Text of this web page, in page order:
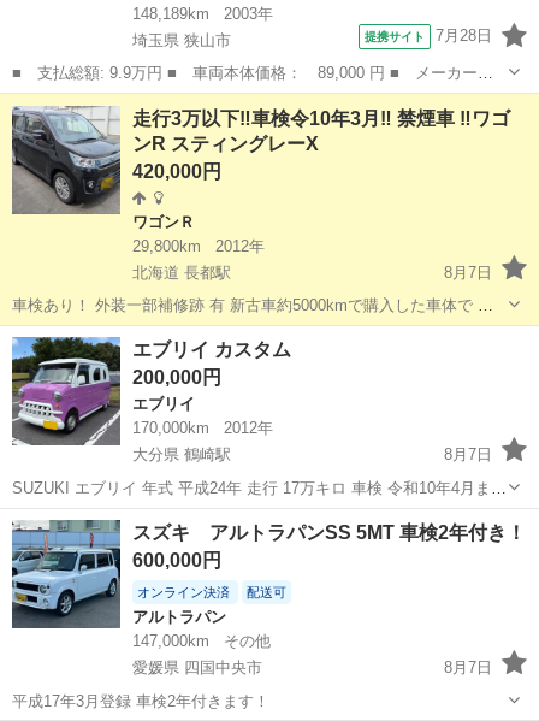
148,189km
2003年
埼玉県 狭山市
提携サイト 7月28日
■ 支払総額: 9.9万円 ■ 車両本体価格： 89,000 円 ■ メーカー
名： スズキ ■ 車種名： アルト ■ グレード名： Ｎ－１ キー
レス ＣＤチューナー ■ 排気量： 660cc ■ ドア枚数： 5D ■ ミ
ッ...
埼玉 狭山市 アルト
走行3万以下‼️車検令10年3月‼️ 禁煙車 ‼️ワゴ
ンR スティングレーX
420,000円
ワゴンＲ
29,800km
2012年
北海道 長都駅
8月7日
車検あり！ 外装一部補修跡 有 新古車約5000kmで購入した車体で そ
こからはワンオーナーで定期メンテナンスしながら 約10年乗っており
ました。 🌟 この車のポイント タイミングベルト 3月交換済 定期メン
テナンス...
北海道 千歳市 長都駅 ワゴンＲ
エブリイ カスタム
200,000円
エブリイ
170,000km
2012年
大分県 鶴崎駅
8月7日
SUZUKI エブリイ 年式 平成24年 走行 17万キロ 車検 令和10年4月まで
カスタム費用総額120万円かかった 絶対に被らない可愛い車です！ 走
行2万キロ～メンテナンスを行い17万キロまで走ってます！ ところ
ど...
大分 大分市 鶴崎駅 エブリイ
スズキ アルトラパンSS 5MT 車検2年付き！
600,000円
オンライン決済 配送可
アルトラパン
147,000km
その他
愛媛県 四国中央市
8月7日
平成17年3月登録 車検2年付きます！